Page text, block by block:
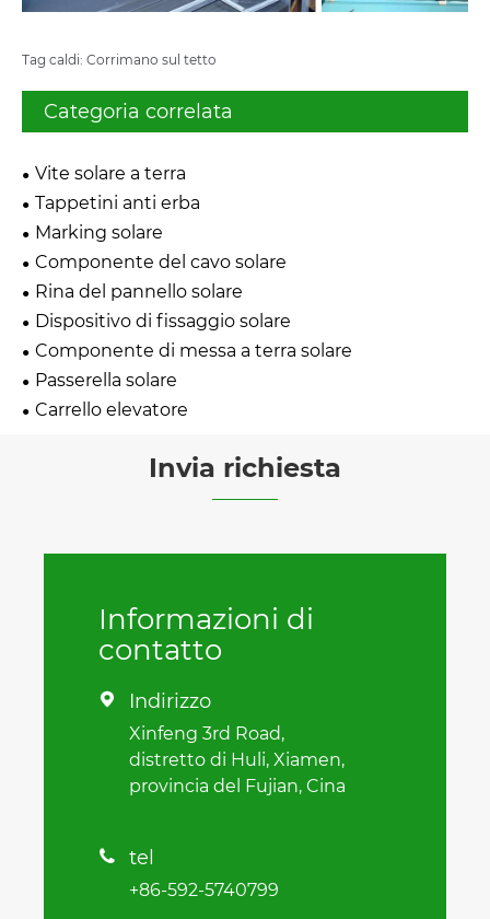
Tag caldi: Corrimano sul tetto
Categoria correlata
Vite solare a terra
Tappetini anti erba
Marking solare
Componente del cavo solare
Rina del pannello solare
Dispositivo di fissaggio solare
Componente di messa a terra solare
Passerella solare
Carrello elevatore
Invia richiesta
Informazioni di
contatto
 Indirizzo
Xinfeng 3rd Road,
distretto di Huli, Xiamen,
provincia del Fujian, Cina
 tel
+86-592-5740799